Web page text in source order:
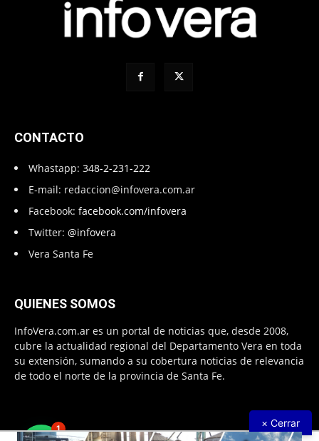
CONTACTO
Whastapp: 348-2-231-222
E-mail: redaccion@infovera.com.ar
Facebook: facebook.com/infovera
Twitter: @infovera
Vera Santa Fe
QUIENES SOMOS
InfoVera.com.ar es un portal de noticias que, desde 2008,
cubre la actualidad regional del Departamento Vera en toda
su extensión, sumando a su cobertura noticias de relevancia
de todo el norte de la provincia de Santa Fe.
× Cerrar
1